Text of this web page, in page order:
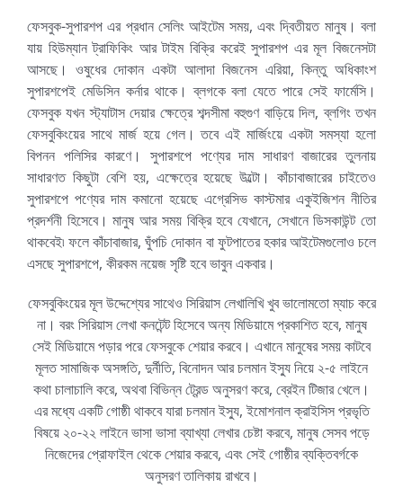
ফেসবুক-সুপারশপ এর প্রধান সেলিং আইটেম সময়, এবং দ্বিতীয়ত মানুষ। বলা
যায় হিউম্যান ট্রাফিকিং আর টাইম বিক্রি করেই সুপারশপ এর মূল বিজনেসটা
আসছে। ওষুধের দোকান একটা আলাদা বিজনেস এরিয়া, কিন্তু অধিকাংশ
সুপারশপেই মেডিসিন কর্নার থাকে। ব্লগকে বলা যেতে পারে সেই ফার্মেসি।
ফেসবুক যখন স্ট্যাটাস দেয়ার ক্ষেত্রে শব্দসীমা বহুগুণ বাড়িয়ে দিল, ব্লগিং তখন
ফেসবুকিংয়ের সাথে মার্জ হয়ে গেল। তবে এই মার্জিংয়ে একটা সমস্যা হলো
বিপনন পলিসির কারণে। সুপারশপে পণ্যের দাম সাধারণ বাজারের তুলনায়
সাধারণত কিছুটা বেশি হয়, এক্ষেত্রে হয়েছে উল্টো। কাঁচাবাজারের চাইতেও
সুপারশপে পণ্যের দাম কমানো হয়েছে এগ্রেসিভ কাস্টমার একুইজিশন নীতির
প্রদর্শনী হিসেবে। মানুষ আর সময় বিক্রি হবে যেখানে, সেখানে ডিসকাউন্ট তো
থাকবেই৷ ফলে কাঁচাবাজার, ঘুঁপচি দোকান বা ফুটপাতের হকার আইটেমগুলোও চলে
এসছে সুপারশপে, কীরকম নয়েজ সৃষ্টি হবে ভাবুন একবার।
ফেসবুকিংয়ের মূল উদ্দেশ্যের সাথেও সিরিয়াস লেখালিখি খুব ভালোমতো ম্যাচ করে
না। বরং সিরিয়াস লেখা কনটেন্ট হিসেবে অন্য মিডিয়ামে প্রকাশিত হবে, মানুষ
সেই মিডিয়ামে পড়ার পরে ফেসবুকে শেয়ার করবে। এখানে মানুষের সময় কাটবে
মূলত সামাজিক অসঙ্গতি, দুর্নীতি, বিনোদন আর চলমান ইস্যু নিয়ে ২-৫ লাইনে
কথা চালাচালি করে, অথবা বিভিন্ন ট্রেন্ড অনুসরণ করে, ব্রেইন টিজার খেলে।
এর মধ্যে একটি গোষ্ঠী থাকবে যারা চলমান ইস্যু, ইমোশনাল ক্রাইসিস প্রভৃতি
বিষয়ে ২০-২২ লাইনে ভাসা ভাসা ব্যাখ্যা লেখার চেষ্টা করবে, মানুষ সেসব পড়ে
নিজেদের প্রোফাইল থেকে শেয়ার করবে, এবং সেই গোষ্ঠীর ব্যক্তিবর্গকে
অনুসরণ তালিকায় রাখবে।